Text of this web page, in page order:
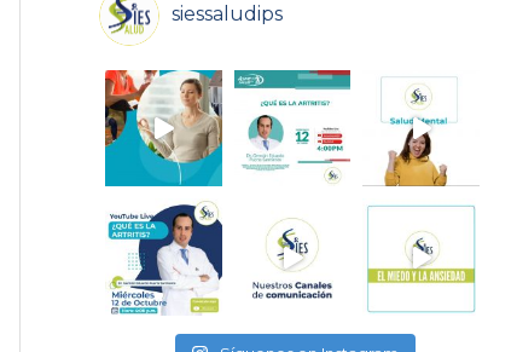
siessaludips